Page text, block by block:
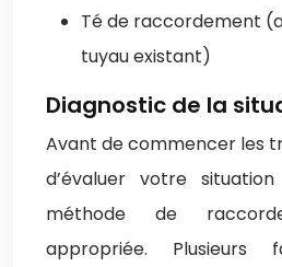
Té de raccordement
tuyau existant)
Diagnostic de la
Avant de commencer les
d’évaluer votre
méthode de
appropriée.